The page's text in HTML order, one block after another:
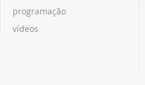
programação
vídeos